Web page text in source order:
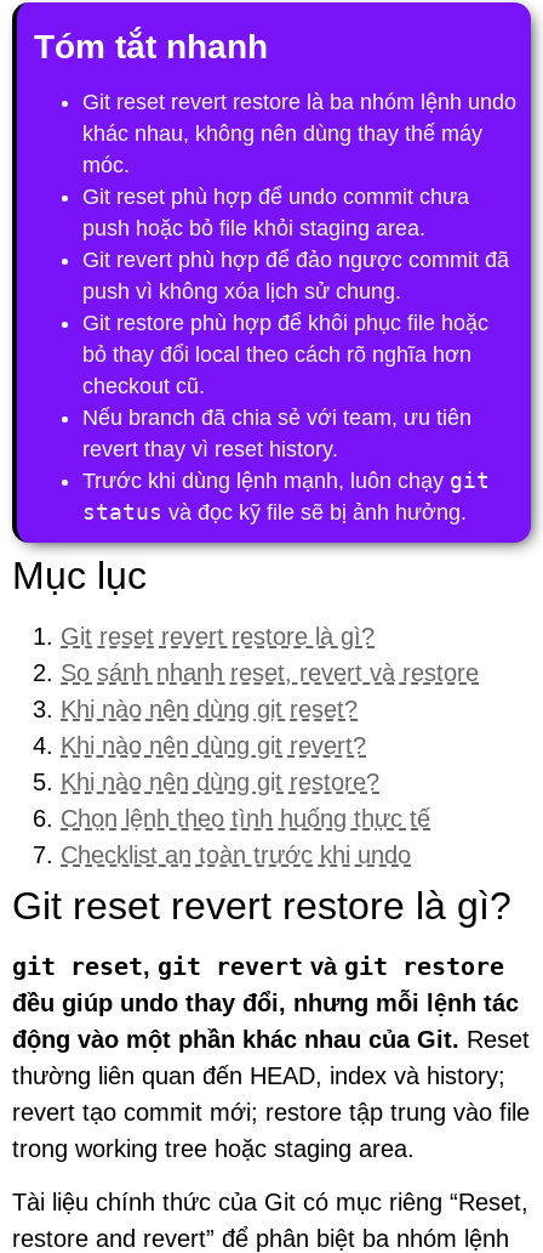
Tóm tắt nhanh
Git reset revert restore là ba nhóm lệnh undo
khác nhau, không nên dùng thay thế máy
móc.
Git reset phù hợp để undo commit chưa
push hoặc bỏ file khỏi staging area.
Git revert phù hợp để đảo ngược commit đã
push vì không xóa lịch sử chung.
Git restore phù hợp để khôi phục file hoặc
bỏ thay đổi local theo cách rõ nghĩa hơn
checkout cũ.
Nếu branch đã chia sẻ với team, ưu tiên
revert thay vì reset history.
Trước khi dùng lệnh mạnh, luôn chạy git
status và đọc kỹ file sẽ bị ảnh hưởng.
Mục lục
Git reset revert restore là gì?
So sánh nhanh reset, revert và restore
Khi nào nên dùng git reset?
Khi nào nên dùng git revert?
Khi nào nên dùng git restore?
Chọn lệnh theo tình huống thực tế
Checklist an toàn trước khi undo
Git reset revert restore là gì?
git reset, git revert và git restore
đều giúp undo thay đổi, nhưng mỗi lệnh tác
động vào một phần khác nhau của Git. Reset
thường liên quan đến HEAD, index và history;
revert tạo commit mới; restore tập trung vào file
trong working tree hoặc staging area.
Tài liệu chính thức của Git có mục riêng “Reset,
restore and revert” để phân biệt ba nhóm lệnh